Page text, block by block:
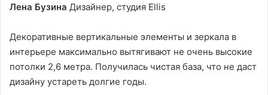
Лена Бузина Дизайнер, студия Ellis
Декоративные вертикальные элементы и зеркала в
интерьере максимально вытягивают не очень высокие
потолки 2,6 метра. Получилась чистая база, что не даст
дизайну устареть долгие годы.